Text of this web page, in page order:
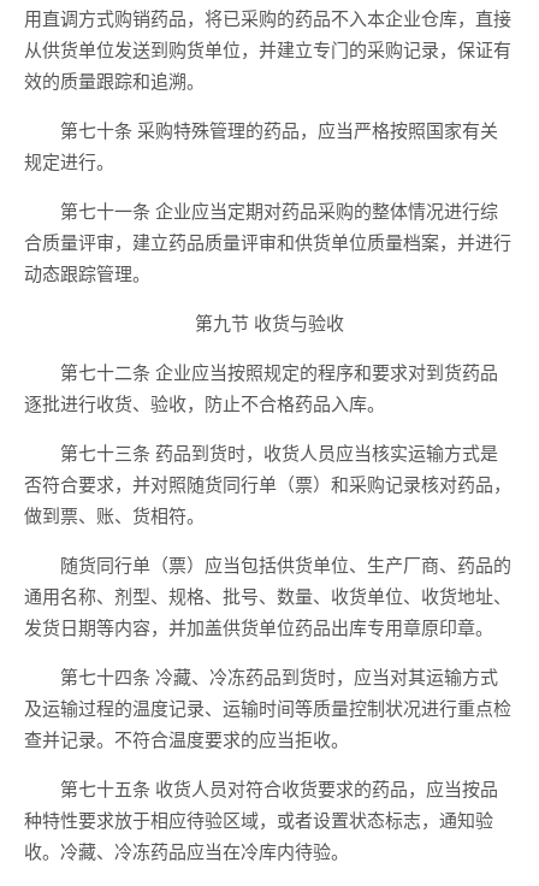
用直调方式购销药品，将已采购的药品不入本企业仓库，直接
从供货单位发送到购货单位，并建立专门的采购记录，保证有
效的质量跟踪和追溯。
第七十条 采购特殊管理的药品，应当严格按照国家有关
规定进行。
第七十一条 企业应当定期对药品采购的整体情况进行综
合质量评审，建立药品质量评审和供货单位质量档案，并进行
动态跟踪管理。
第九节 收货与验收
第七十二条 企业应当按照规定的程序和要求对到货药品
逐批进行收货、验收，防止不合格药品入库。
第七十三条 药品到货时，收货人员应当核实运输方式是
否符合要求，并对照随货同行单（票）和采购记录核对药品，
做到票、账、货相符。
随货同行单（票）应当包括供货单位、生产厂商、药品的
通用名称、剂型、规格、批号、数量、收货单位、收货地址、
发货日期等内容，并加盖供货单位药品出库专用章原印章。
第七十四条 冷藏、冷冻药品到货时，应当对其运输方式
及运输过程的温度记录、运输时间等质量控制状况进行重点检
查并记录。不符合温度要求的应当拒收。
第七十五条 收货人员对符合收货要求的药品，应当按品
种特性要求放于相应待验区域，或者设置状态标志，通知验
收。冷藏、冷冻药品应当在冷库内待验。